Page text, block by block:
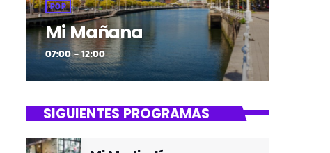
POP
Mi Mañana
07:00 - 12:00
SIGUIENTES PROGRAMAS